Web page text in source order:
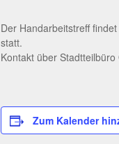
Der Handarbeitstreff
statt.
Kontakt über
Zum Kalender